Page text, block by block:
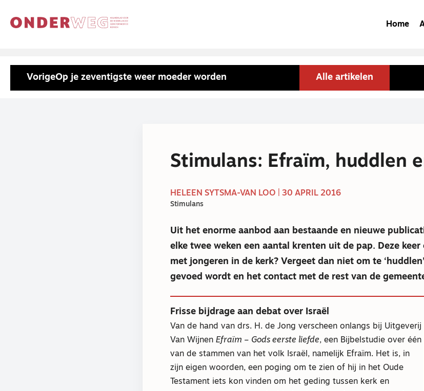
Home
VorigeOp je zeventigste weer moeder worden Alle artikelen
Stimulans: Efraïm, huddlen
HELEEN SYTSMA-VAN LOO | 30 APRIL 2016
Stimulans
Uit het enorme aanbod aan bestaande en nieuwe
elke twee weken een aantal krenten uit de pap. Deze
met jongeren in de kerk? Vergeet dan niet om te
gevoed wordt en het contact met de rest van de
Frisse bijdrage aan debat over Israël
Van de hand van drs. H. de Jong verscheen onlangs bij Uitgeverij
Van Wijnen Efraïm – Gods eerste liefde, een Bijbelstudie over één
van de stammen van het volk Israël, namelijk Efraïm. Het is, in
zijn eigen woorden, een poging om te zien of hij in het Oude
Testament iets kon vinden om het geding tussen kerk en